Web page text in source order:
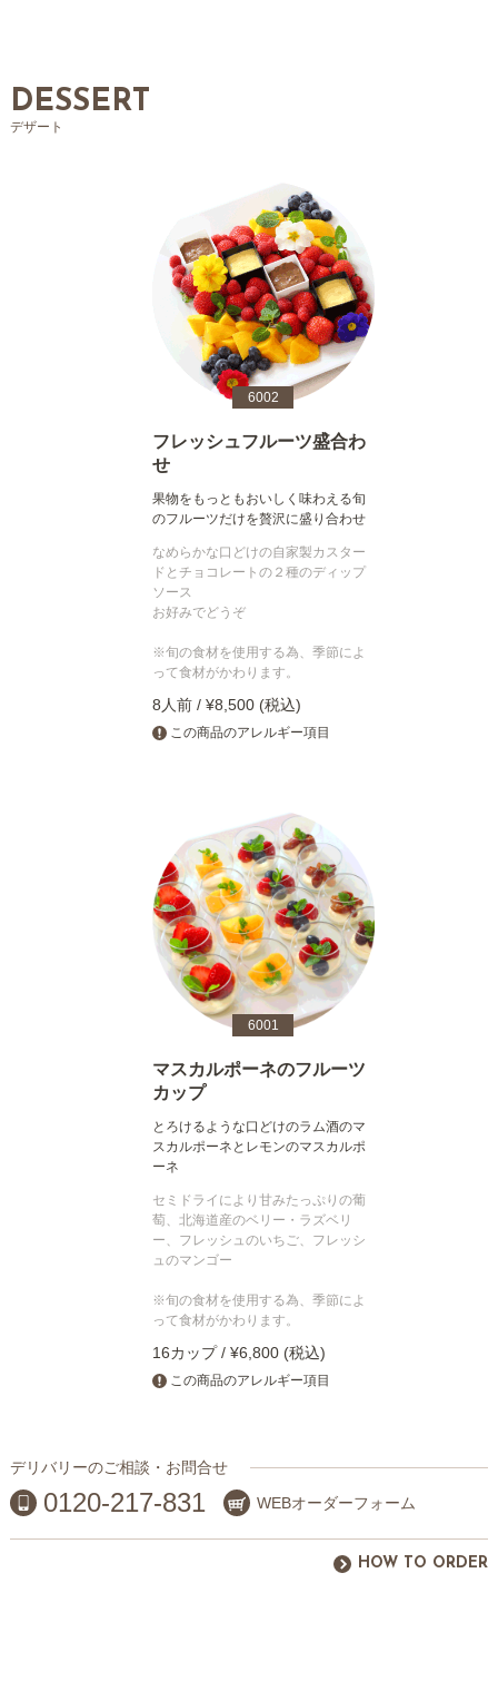
DESSERT
デザート
6002
フレッシュフルーツ盛合わ
せ
果物をもっともおいしく味わえる旬
のフルーツだけを贅沢に盛り合わせ
なめらかな口どけの自家製カスター
ドとチョコレートの２種のディップ
ソース
お好みでどうぞ
※旬の食材を使用する為、季節によ
って食材がかわります。
8人前 / ¥8,500 (税込)
この商品のアレルギー項目
6001
マスカルポーネのフルーツ
カップ
とろけるような口どけのラム酒のマ
スカルポーネとレモンのマスカルポ
ーネ
セミドライにより甘みたっぷりの葡
萄、北海道産のベリー・ラズベリ
ー、フレッシュのいちご、フレッシ
ュのマンゴー
※旬の食材を使用する為、季節によ
って食材がかわります。
16カップ / ¥6,800 (税込)
この商品のアレルギー項目
デリバリーのご相談・お問合せ
0120-217-831 WEBオーダーフォーム
HOW TO ORDER